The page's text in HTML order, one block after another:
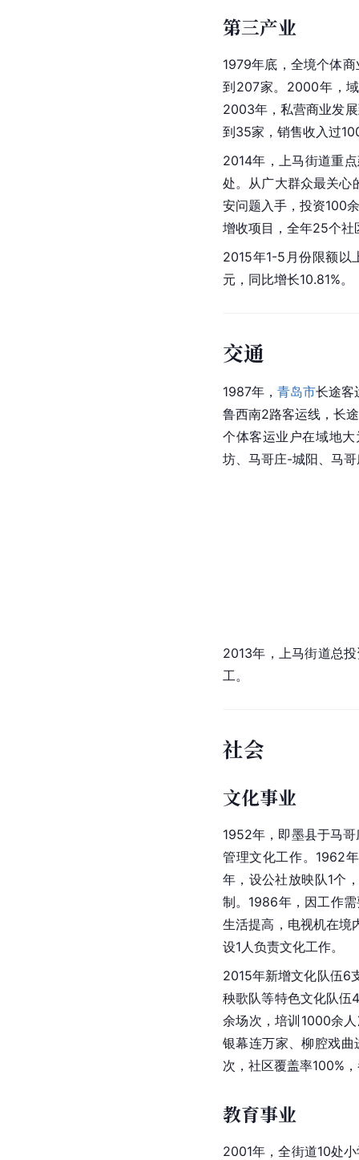
第三产业
1979年底，全境个体
到207家。2000年，
2003年，私营商业发
到35家，销售收入过
2014年，上马街道重
处。从广大群众最关心
安问题入手，投资100
增收项目，全年25个
2015年1-5月份限额以
元，同比增长10.81%。
交通
1987年， 青岛市长途客
鲁西南2路客运线，长
个体客运业户在域地
坊、马哥庄-城阳、马
2013年，上马街道总
工。
社会
文化事业
1952年，即墨县于马
管理文化工作。1962
年，设公社放映队1个
制。1986年，因工作
生活提高，电视机在境
设1人负责文化工作。
2015年新增文化队伍6
秧歌队等特色文化队
余场次，培训1000余
银幕连万家、柳腔戏
次，社区覆盖率100%
教育事业
2001年，全街道10处